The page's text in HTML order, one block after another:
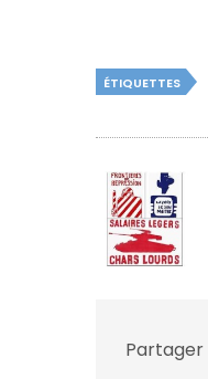
ÉTIQUETTES
Partager